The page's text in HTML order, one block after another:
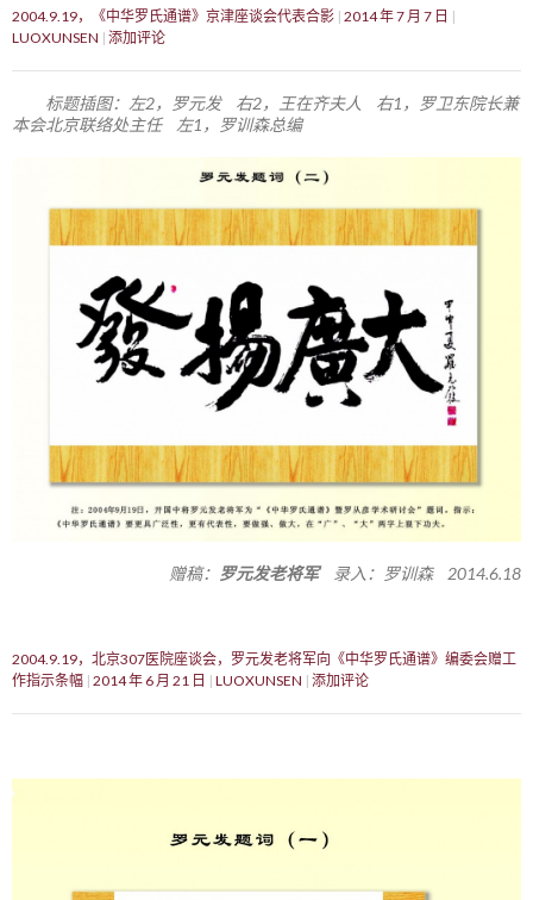
2004.9.19，《中华罗氏通谱》京津座谈会代表合影 2014 年 7 月 7 日
LUOXUNSEN 添加评论
标题插图：左2，罗元发 右2，王在齐夫人 右1，罗卫东院长兼
本会北京联络处主任 左1，罗训森总编
赠稿： 罗元发老将军录入：罗训森 2014.6.18
2004.9.19，北京307医院座谈会，罗元发老将军向《中华罗氏通谱》编委会赠工
作指示条幅 2014 年 6 月 21 日 LUOXUNSEN 添加评论